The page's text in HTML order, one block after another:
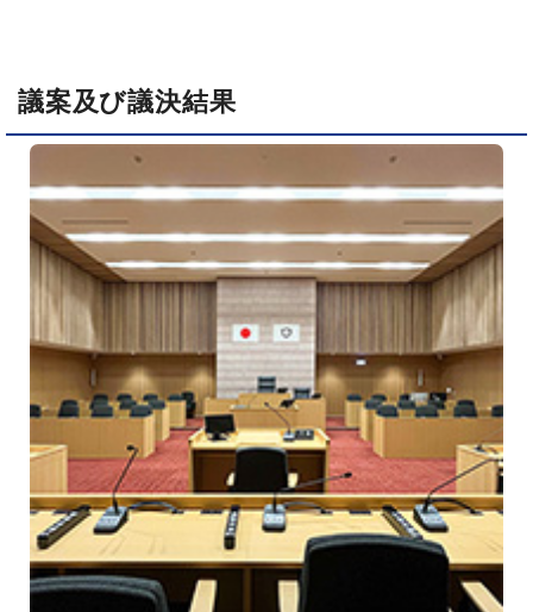
議案及び議決結果